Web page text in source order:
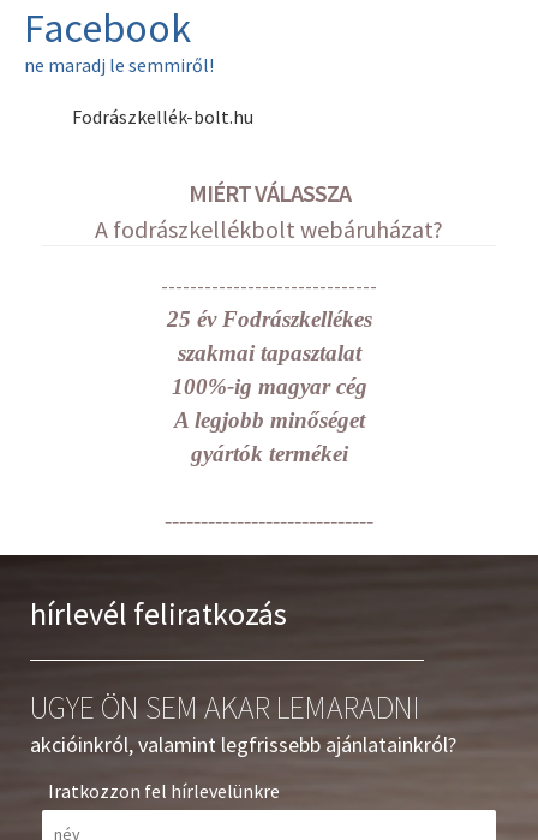
Facebook
ne maradj le semmiről!
Fodrászkellék-bolt.hu
MIÉRT VÁLASSZA
A fodrászkellékbolt webáruházat?
------------------------------
25 év Fodrászkellékes
szakmai tapasztalat
100%-ig magyar cég
A legjobb minőséget
gyártók termékei
-----------------------------
hírlevél feliratkozás
UGYE ÖN SEM AKAR LEMARADNI
akcióinkról, valamint legfrissebb ajánlatainkról?
Iratkozzon fel hírlevelünkre